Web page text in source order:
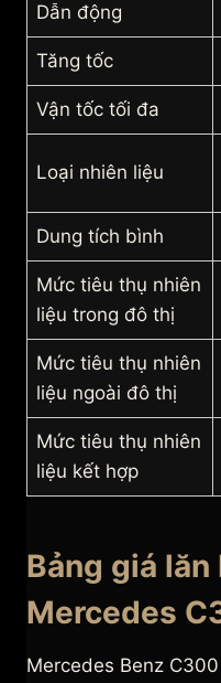
Dẫn động
Tăng tốc
Vận tốc tối đa
Loại nhiên liệu
Dung tích bình
Mức tiêu thụ nhiên
liệu trong đô thị
Mức tiêu thụ nhiên
liệu ngoài đô thị
Mức tiêu thụ nhiên
liệu kết hợp
Bảng giá lăn
Mercedes
Mercedes Benz